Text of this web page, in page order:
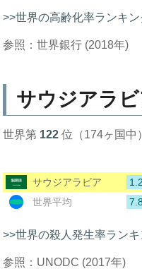
>>世界の高齢化率ランキン
参照：世界銀行 (2018年)
サウジアラ
世界第 122 位（174ヶ国中）
サウジアラビア
世界平均
>>世界の殺人発生率ラン
参照：UNODC (2017年)